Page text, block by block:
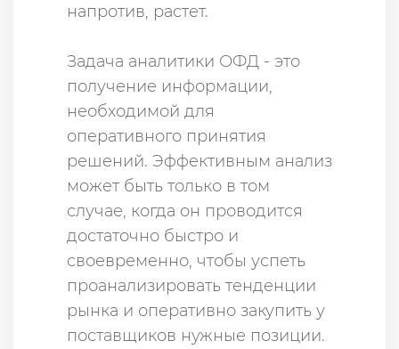
напротив, растет.
Задача аналитики ОФД - это
получение информации,
необходимой для
оперативного принятия
решений. Эффективным анализ
может быть только в том
случае, когда он проводится
достаточно быстро и
своевременно, чтобы успеть
проанализировать тенденции
рынка и оперативно закупить у
поставщиков нужные позиции.